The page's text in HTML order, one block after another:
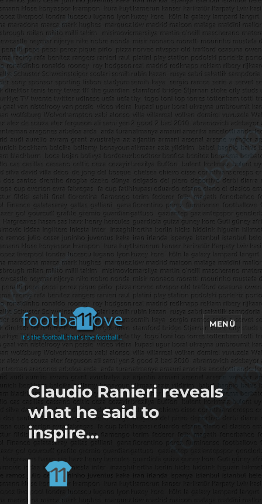
footbaLLove
MENÜ
Claudio Ranieri reveals
what he said to
inspire…